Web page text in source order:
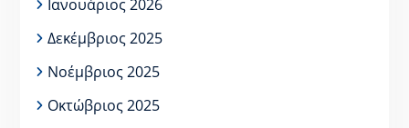
Ιανουάριος 2026
Δεκέμβριος 2025
Νοέμβριος 2025
Οκτώβριος 2025